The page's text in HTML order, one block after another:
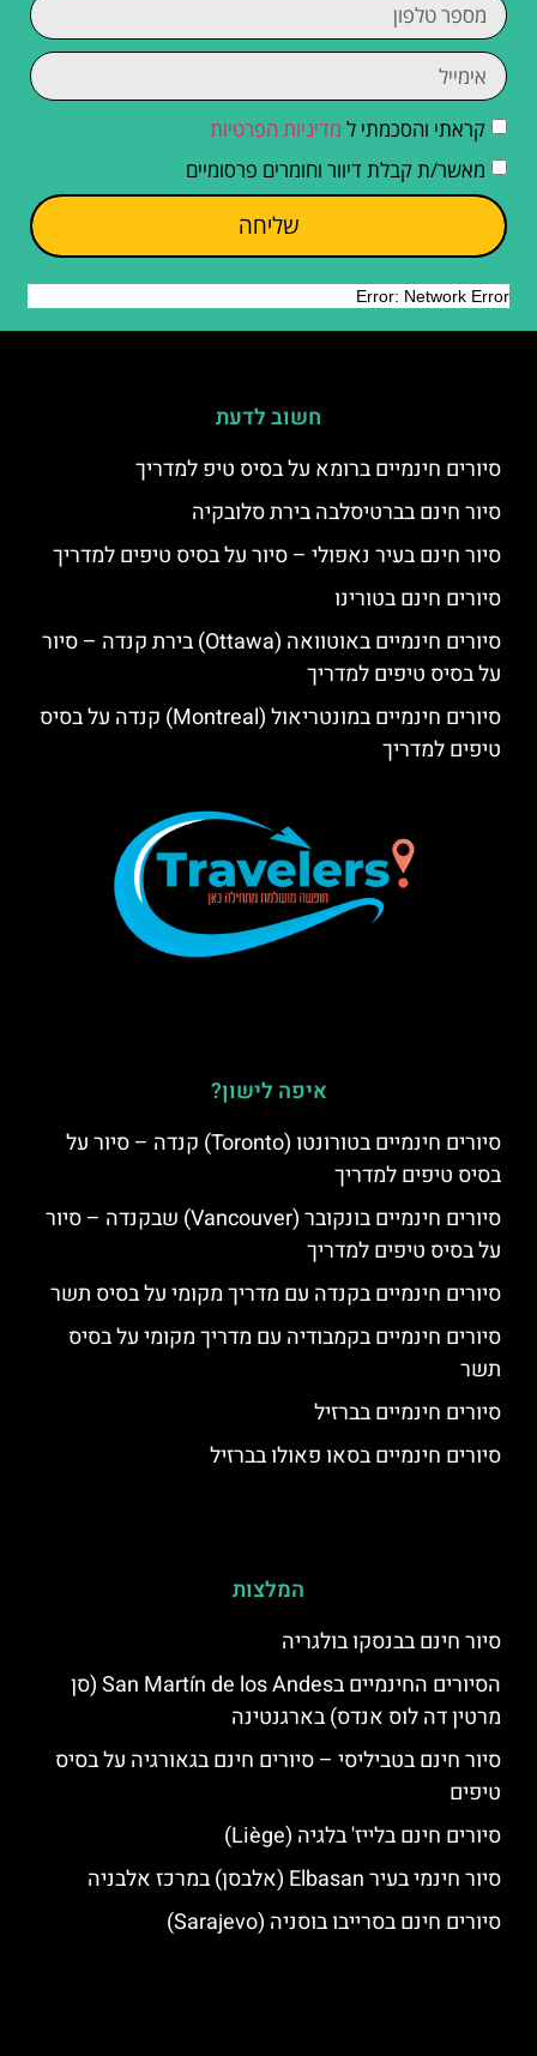
קראתי והסכמתי ל מדיניות הפרטיות
מאשר/ת קבלת דיוור וחומרים פרסומיים
שליחה
חשוב לדעת
סיורים חינמיים ברומא על בסיס טיפ למדריך
סיור חינם בברטיסלבה בירת סלובקיה
סיור חינם בעיר נאפולי – סיור על בסיס טיפים למדריך
סיורים חינם בטורינו
סיורים חינמיים באוטוואה (Ottawa) בירת קנדה – סיור
על בסיס טיפים למדריך
סיורים חינמיים במונטריאול (Montreal) קנדה על בסיס
טיפים למדריך
איפה לישון?
סיורים חינמיים בטורונטו (Toronto) קנדה – סיור על
בסיס טיפים למדריך
סיורים חינמיים בונקובר (Vancouver) שבקנדה – סיור
על בסיס טיפים למדריך
סיורים חינמיים בקנדה עם מדריך מקומי על בסיס תשר
סיורים חינמיים בקמבודיה עם מדריך מקומי על בסיס
תשר
סיורים חינמיים בברזיל
סיורים חינמיים בסאו פאולו בברזיל
המלצות
סיור חינם בבנסקו בולגריה
הסיורים החינמיים בSan Martín de los Andes (סן
מרטין דה לוס אנדס) בארגנטינה
סיור חינם בטביליסי – סיורים חינם בגאורגיה על בסיס
טיפים
סיורים חינם בלייז' בלגיה (Liège)
סיור חינמי בעיר Elbasan (אלבסן) במרכז אלבניה
סיורים חינם בסרייבו בוסניה (Sarajevo)